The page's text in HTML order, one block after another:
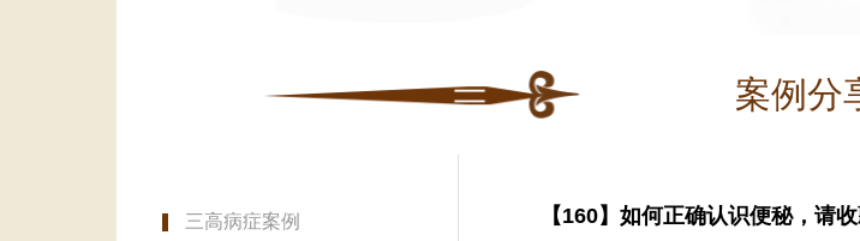
案例分
三高病症案例 【160】如何正确认识便秘，请收